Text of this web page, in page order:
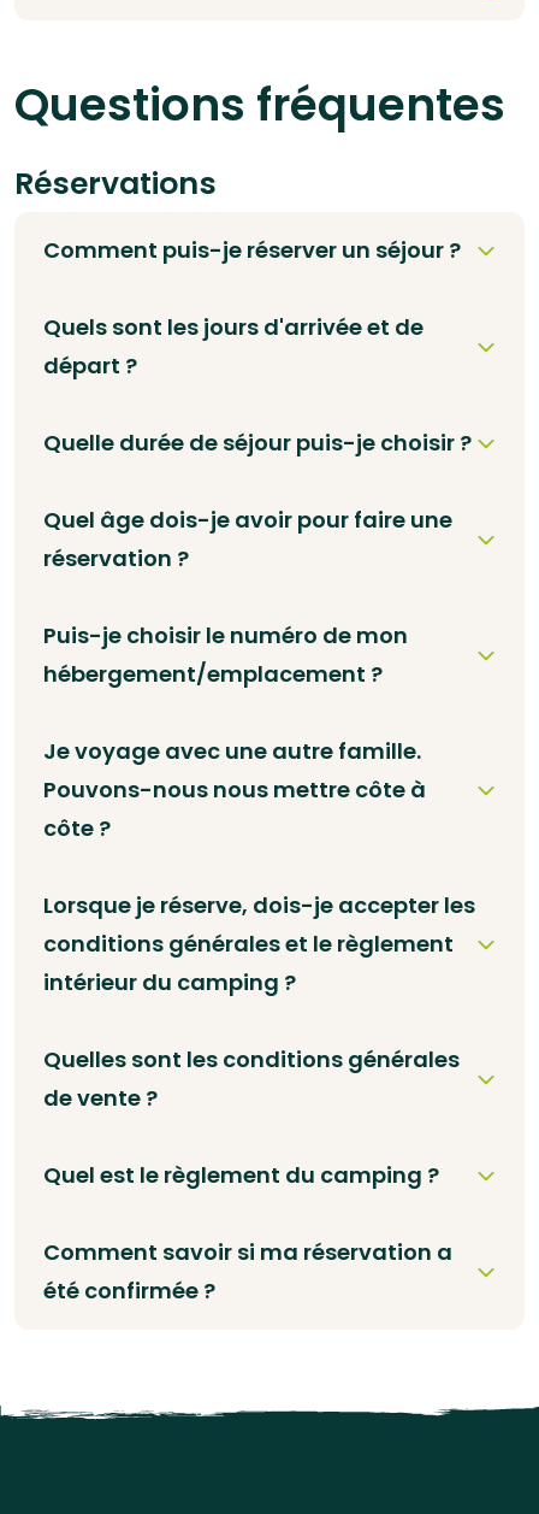
Questions fréquentes
Réservations
Comment puis-je réserver un séjour ?
Quels sont les jours d'arrivée et de
départ ?
Quelle durée de séjour puis-je choisir ?
Quel âge dois-je avoir pour faire une
réservation ?
Puis-je choisir le numéro de mon
hébergement/emplacement ?
Je voyage avec une autre famille.
Pouvons-nous nous mettre côte à
côte ?
Lorsque je réserve, dois-je accepter les
conditions générales et le règlement
intérieur du camping ?
Quelles sont les conditions générales
de vente ?
Quel est le règlement du camping ?
Comment savoir si ma réservation a
été confirmée ?